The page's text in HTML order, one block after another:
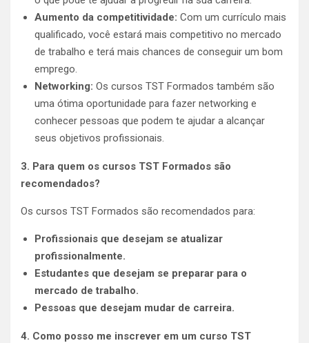
Aumento da competitividade: Com um currículo mais
qualificado, você estará mais competitivo no mercado
de trabalho e terá mais chances de conseguir um bom
emprego.
Networking: Os cursos TST Formados também são
uma ótima oportunidade para fazer networking e
conhecer pessoas que podem te ajudar a alcançar
seus objetivos profissionais.
3. Para quem os cursos TST Formados são
recomendados?
Os cursos TST Formados são recomendados para:
Profissionais que desejam se atualizar
profissionalmente.
Estudantes que desejam se preparar para o
mercado de trabalho.
Pessoas que desejam mudar de carreira.
4. Como posso me inscrever em um curso TST